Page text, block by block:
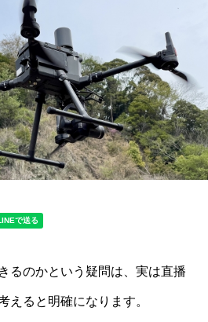
るのかという疑問は、実は直播
えると明確になります。